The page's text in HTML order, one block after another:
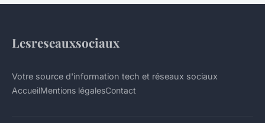
Lesreseauxsociaux
Votre source d'information tech et réseaux sociaux
AccueilMentions légalesContact